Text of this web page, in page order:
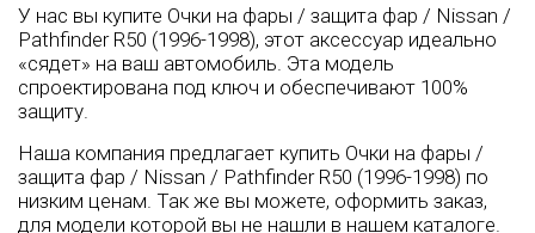
У нас вы купите Очки на фары / защита фар / Nissan /
Pathfinder R50 (1996-1998), этот аксессуар идеально
«сядет» на ваш автомобиль. Эта модель
спроектирована под ключ и обеспечивают 100%
защиту.
Наша компания предлагает купить Очки на фары /
защита фар / Nissan / Pathfinder R50 (1996-1998) по
низким ценам. Так же вы можете, оформить заказ,
для модели которой вы не нашли в нашем каталоге.